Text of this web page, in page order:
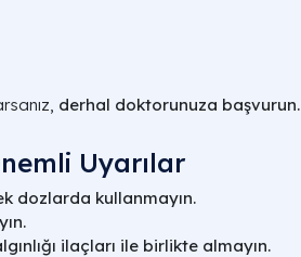
derhal doktorunuza başvurun.
Uyarılar
dozlarda kullanmayın.
ilaçları ile birlikte almayın.